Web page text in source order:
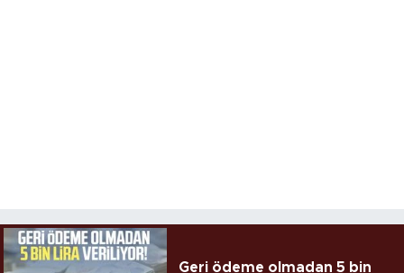
Geri ödeme olmadan 5 bin